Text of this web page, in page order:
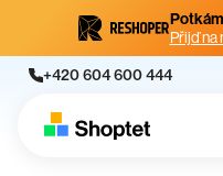
Přijď na
+420 604 600 444